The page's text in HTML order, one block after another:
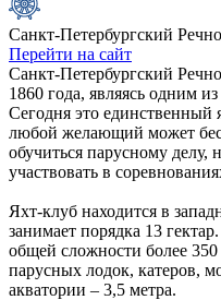
Санкт-Петербургский
Перейти на сайт
Санкт-Петербургский
1860 года, являясь одним
Сегодня это единственный
любой желающий может
обучиться парусному делу,
участвовать в
Яхт-клуб находится в
занимает порядка 13
общей сложности более
парусных лодок, катеров,
акватории – 3,5 метра.